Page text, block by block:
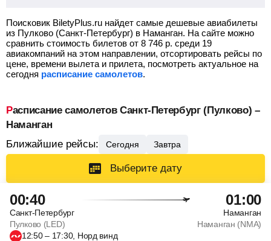
Поисковик BiletyPlus.ru найдет самые дешевые авиабилеты
из Пулково (Санкт-Петербург) в Наманган. На сайте можно
сравнить стоимость билетов от 8 746 р. среди 19
авиакомпаний на этом направлении, отсортировать рейсы по
цене, времени вылета и прилета, посмотреть актуальное на
сегодня расписание самолетов.
Расписание самолетов Санкт-Петербург (Пулково) –
Наманган
Ближайшие рейсы:
Сегодня Завтра
Выберите дату
00:40 01:00
Санкт-Петербург
Наманган
Пулково (LED)
Наманган (NMA)
12:50 – 17:30, Норд винд